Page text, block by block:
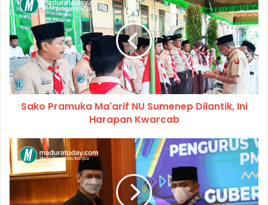
Sako Pramuka Ma'arif NU Sumenep Dilantik, Ini
Harapan Kwarcab